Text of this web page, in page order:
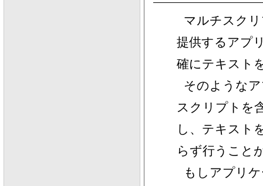
マルチスク
提供するアプ
確にテキスト
そのような
スクリプトを
し、テキスト
らず行うこと
もしアプリ